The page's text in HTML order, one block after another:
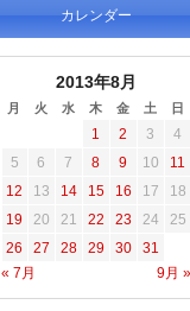
カレンダー
2013年8月
月 火 水 木 金 土 日
« 7月 9月 »
1 2 3
4
5
6 7 8 9 10
11
12
13 14 15 16 17
18
19
20 21 22 23 24
25
26
27 28 29 30 31